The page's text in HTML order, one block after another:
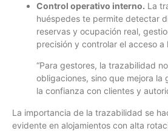
Control operativo interno. La
huéspedes te permite detectar
reservas y ocupación real,
precisión y controlar el acceso a
“Para gestores, la trazabilidad
obligaciones, sino que mejora la
la confianza con clientes y
La importancia de la trazabilidad se
evidente en alojamientos con alta